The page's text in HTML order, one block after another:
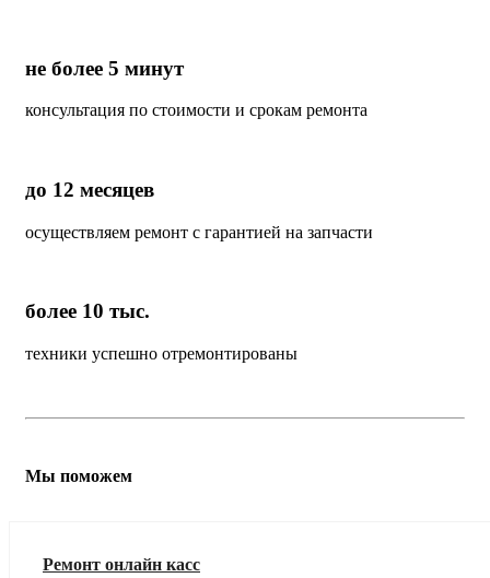
не более 5 минут
консультация по стоимости и срокам ремонта
до 12 месяцев
осуществляем ремонт с гарантией на запчасти
более 10 тыс.
техники успешно отремонтированы
Мы поможем
Ремонт онлайн касс